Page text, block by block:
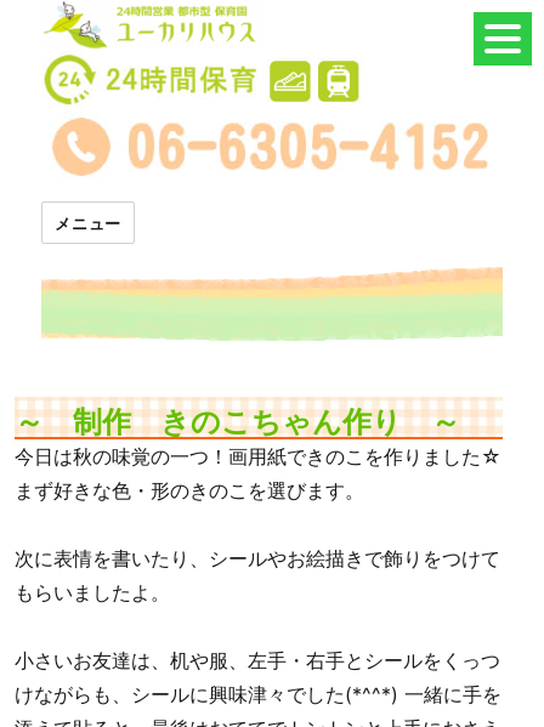
24時間託児所 ユーカリハウス
メニュー
～ 制作 きのこちゃん作り ～
今日は秋の味覚の一つ！画用紙できのこを作りました☆
まず好きな色・形のきのこを選びます。
次に表情を書いたり、シールやお絵描きで飾りをつけて
もらいましたよ。
小さいお友達は、机や服、左手・右手とシールをくっつ
けながらも、シールに興味津々でした(*^^*) 一緒に手を